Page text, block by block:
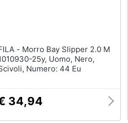
- Morro Bay Slipper 2.0 M
25y, Uomo, Nero,
Numero: 44 Eu
34,94